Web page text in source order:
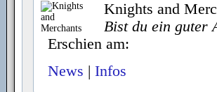
Knights and
Bist du ein guter
Erschien am:
News | Infos